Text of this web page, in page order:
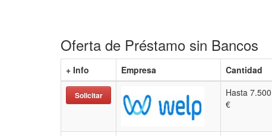
Oferta de Préstamo sin Bancos
+ Info Empresa Cantidad
Solicitar
Hasta 7.500
€